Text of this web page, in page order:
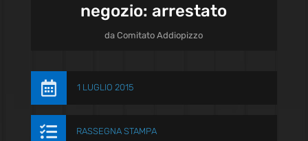
negozio: arrestato
daComitato Addiopizzo
 1 LUGLIO 2015
 RASSEGNA STAMPA